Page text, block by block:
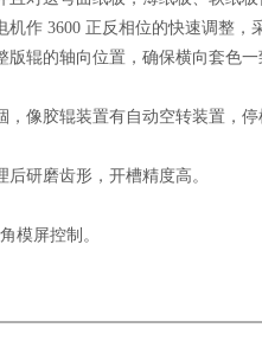
作 3600 正反相位的快速调整，
辊的轴向位置，确保横向套色一
像胶辊装置有自动空转装置，
研磨齿形，开槽精度高。
模屏控制。